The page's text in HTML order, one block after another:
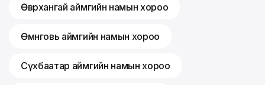
Өвөрхангай аймгийн намын хороо
Өмнөговь аймгийн намын хороо
Сүхбаатар аймгийн намын хороо